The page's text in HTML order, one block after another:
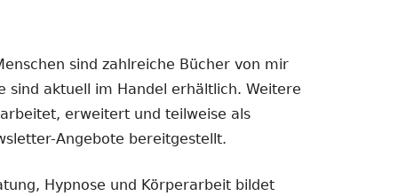
sind zahlreiche Bücher von mir
sind aktuell im Handel erhältlich. Weitere
erweitert und teilweise als
Angebote bereitgestellt.
Hypnose und Körperarbeit bildet